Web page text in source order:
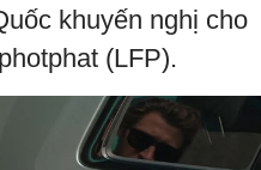
khuyến nghị cho
(LFP).